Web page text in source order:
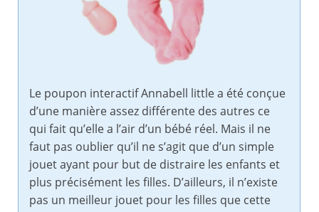
Le poupon interactif Annabell little a été conçue
d’une manière assez différente des autres ce
qui fait qu’elle a l’air d’un bébé réel. Mais il ne
faut pas oublier qu’il ne s’agit que d’un simple
jouet ayant pour but de distraire les enfants et
plus précisément les filles. D’ailleurs, il n’existe
pas un meilleur jouet pour les filles que cette